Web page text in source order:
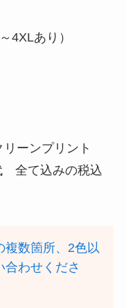
4XLあり）
リーンプリント
全て込みの税込
数箇所、2色以
合わせくださ